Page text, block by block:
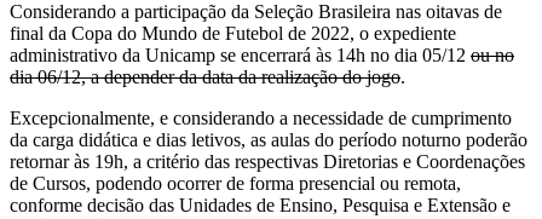
Considerando a participação da Seleção Brasileira nas oitavas de
final da Copa do Mundo de Futebol de 2022, o expediente
administrativo da Unicamp se encerrará às 14h no dia 05/12 ou no
dia 06/12, a depender da data da realização do jogo.
Excepcionalmente, e considerando a necessidade de cumprimento
da carga didática e dias letivos, as aulas do período noturno poderão
retornar às 19h, a critério das respectivas Diretorias e Coordenações
de Cursos, podendo ocorrer de forma presencial ou remota,
conforme decisão das Unidades de Ensino, Pesquisa e Extensão e